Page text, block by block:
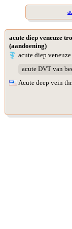
acute diep veneuze
(aandoening)
acute diep
acute DVT van
Acute deep vein